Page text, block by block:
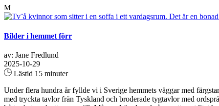
M
Bilder i hemmet förr
av: Jane Fredlund
2025-10-29
Lästid 15 minuter
Under flera hundra år fyllde vi i Sverige hemmets väggar med
med tryckta tavlor från Tyskland och broderade tygtavlor med